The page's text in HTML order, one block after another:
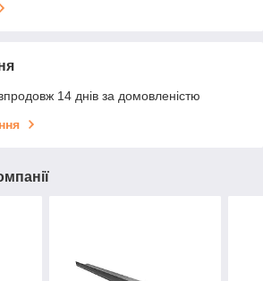
14 днів за домовленістю